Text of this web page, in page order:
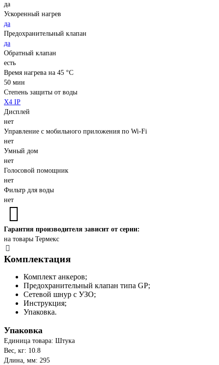
да
Ускоренный нагрев
да
Предохранительный клапан
да
Обратный клапан
есть
Время нагрева на 45 °C
50 мин
Степень защиты от воды
X4 IP
Дисплей
нет
Управление c мобильного приложения по Wi-Fi
нет
Умный дом
нет
Голосовой помощник
нет
Фильтр для воды
нет
Гарантия производителя зависит от серии:
на товары Термекс
Комплектация
Комплект анкеров;
Предохранительный клапан типа GP;
Сетевой шнур с УЗО;
Инструкция;
Упаковка.
Упаковка
Единица товара: Штука
Вес, кг: 10.8
Длина, мм: 295